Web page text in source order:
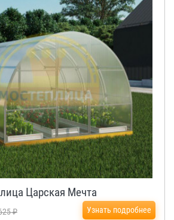
Царская Мечта
₽ Узнать подробнее